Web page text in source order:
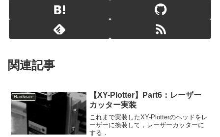
関連記事
Hardware
【XY-Plotter】Part6：レーザー
カッター実装
これまで実装したXY-Plotterのヘッドをレ
ーザーに換装して，レーザーカッターに
する．